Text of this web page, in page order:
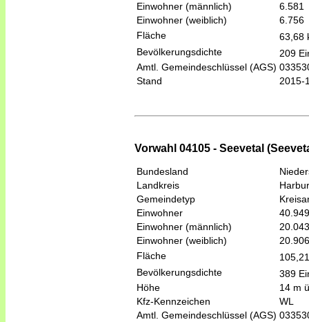
Einwohner (männlich)
6.581
Einwohner (weiblich)
6.756
Fläche
63,68
Bevölkerungsdichte
209
Amtl. Gemeindeschlüssel (AGS)
Stand
2015-
Vorwahl 04105 - Seevetal
Bundesland
Landkreis
Gemeindetyp
Einwohner
40.949
Einwohner (männlich)
20.043
Einwohner (weiblich)
20.906
Fläche
Bevölkerungsdichte
389
Höhe
14 m
Kfz-Kennzeichen
WL
Amtl. Gemeindeschlüssel (AGS)